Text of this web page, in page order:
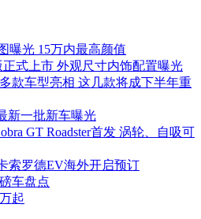
曝光 15万内最高颜值
式上市 外观尺寸内饰配置曝光
款车型亮相 这几款将成下半年重
新一批新车曝光
GT Roadster首发 涡轮、自吸可
索罗德EV海外开启预订
车盘点
起